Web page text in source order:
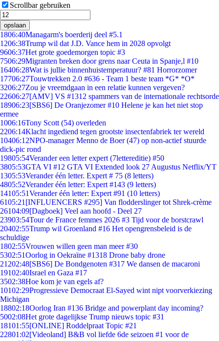
Scrollbar gebruiken
opslaan
1806:40Managarm's boerderij deel #5.1
1206:38Trump wil dat J.D. Vance hem in 2028 opvolgt
9606:37Het grote goedemorgen topic #3
7506:29Migranten breken door grens naar Ceuta in Spanje,l #10
16406:28Wat is jullie binnenhuistemperatuur? #81 Horrorzomer
17706:27Touwtrekken 2.0 #636 - Team 1 beste team *G* *O*
3206:27Zou je vreemdgaan in een relatie kunnen vergeven?
22606:27[AMV] VS #1312 spammers van de internationale rechtsorde
18906:23[SBS6] De Oranjezomer #10 Helene je kan het niet stop
ermee
1006:16Tony Scott (54) overleden
2206:14Klacht ingediend tegen grootste insectenfabriek ter wereld
10406:12NPO-manager Menno de Boer (47) op non-actief stuurde
dick-pic rond
19805:54Verander een letter expert (7lettereditie) #50
3805:53GTA VI #12 GTA VI Extended look 27 Augustus Netflix/YT
1305:53Verander één letter. Expert # 75 (8 letters)
4805:52Verander één letter: Expert #143 (9 letters)
14105:51Verander één letter: Expert #91 (10 letters)
6105:21 [INFLUENCERS #295] Van flodderslinger tot Shrek-crème
26104:09[Dagboek] Veel aan hoofd - Deel 27
23903:54Tour de France femmes 2026 #3 Tijd voor de borstcrawl
20402:55Trump wil Groenland #16 Het opengrensbeleid is de
schuldige
1802:55Vrouwen willen geen man meer #30
5302:51Oorlog in Oekraïne #1318 Drone baby drone
21202:48[SBS6] De Bondgenoten #317 We dansen de macaroni
19102:40Israel en Gaza #17
3502:38Hoe kom je van egels af?
10102:29Progressieve Democraat El-Sayed wint nipt voorverkiezing
Michigan
18802:18Oorlog Iran #136 Bridge and powerplant day incoming?
5002:08Het grote dagelijkse Trump nieuws topic #31
18101:55[ONLINE] Roddelpraat Topic #21
22801:02[Videoland] B&B vol liefde 6de seizoen #1 voor de